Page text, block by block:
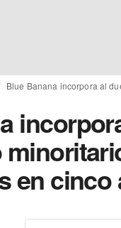
Blue Banana incorpora al
en cinco